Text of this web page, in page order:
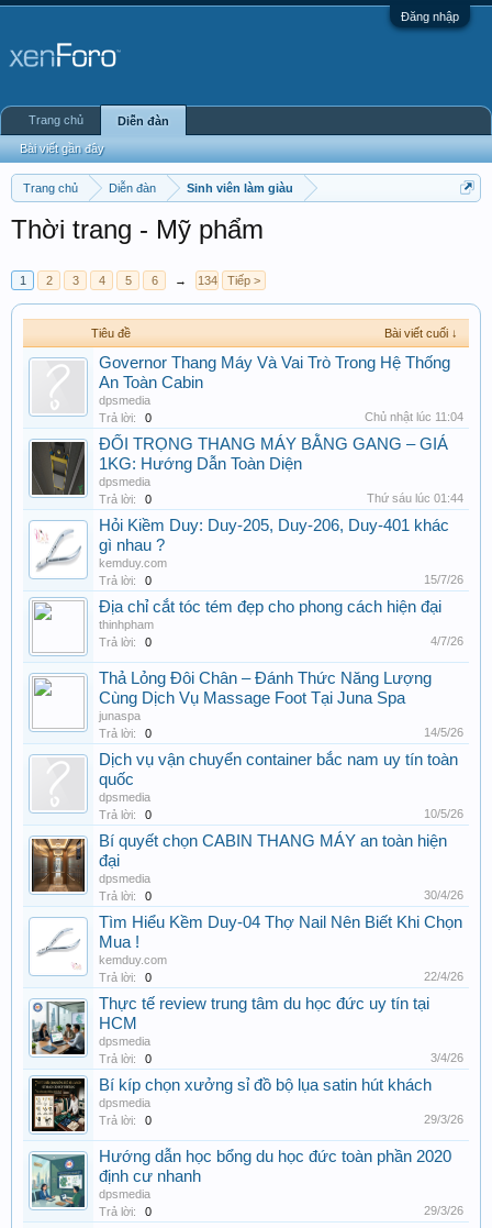
Đăng nhập
Trang chủ Diễn đàn Sinh viên làm giàu
Thời trang - Mỹ phẩm
1 2 3 4 5 6 → 134 Tiếp >
Tiêu đề Bài viết cuối ↓
Governor Thang Máy Và Vai Trò Trong Hệ Thống
An Toàn Cabin
dpsmedia
Trả lời:
0 Chủ nhật lúc 11:04
ĐỐI TRỌNG THANG MÁY BẰNG GANG – GIÁ
1KG: Hướng Dẫn Toàn Diện
dpsmedia
Trả lời:
0 Thứ sáu lúc 01:44
Hỏi Kiềm Duy: Duy-205, Duy-206, Duy-401 khác
gì nhau ?
kemduy.com
Trả lời:
0 15/7/26
Địa chỉ cắt tóc tém đẹp cho phong cách hiện đại
thinhpham
Trả lời:
0 4/7/26
Thả Lỏng Đôi Chân – Đánh Thức Năng Lượng
Cùng Dịch Vụ Massage Foot Tại Juna Spa
junaspa
Trả lời:
0 14/5/26
Dịch vụ vận chuyển container bắc nam uy tín toàn
quốc
dpsmedia
Trả lời:
0 10/5/26
Bí quyết chọn CABIN THANG MÁY an toàn hiện
đại
dpsmedia
Trả lời:
0 30/4/26
Tìm Hiểu Kềm Duy-04 Thợ Nail Nên Biết Khi Chọn
Mua !
kemduy.com
Trả lời:
0 22/4/26
Thực tế review trung tâm du học đức uy tín tại
HCM
dpsmedia
Trả lời:
0 3/4/26
Bí kíp chọn xưởng sỉ đồ bộ lụa satin hút khách
dpsmedia
Trả lời:
0 29/3/26
Hướng dẫn học bổng du học đức toàn phần 2020
định cư nhanh
dpsmedia
Trả lời:
0 29/3/26
Trang chủ Diễn đàn
Bài viết gần đây